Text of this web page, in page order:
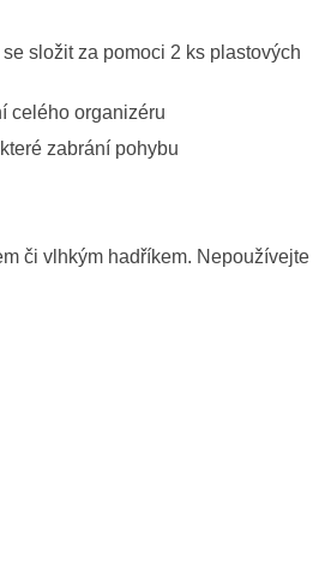
složit za pomoci 2 ks plastových
celého organizéru
zabrání pohybu
či vlh­kým hadříkem. Nepoužívejte